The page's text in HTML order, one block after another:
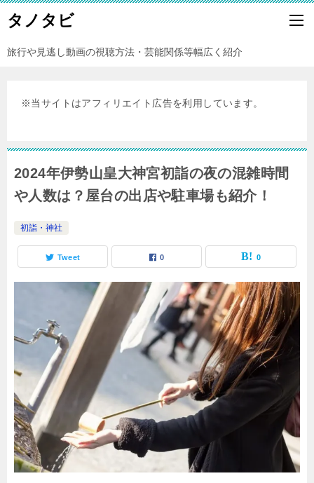
タノタビ
旅行や見逃し動画の視聴方法・芸能関係等幅広く紹介
※当サイトはアフィリエイト広告を利用しています。
2024年伊勢山皇大神宮初詣の夜の混雑時間
や人数は？屋台の出店や駐車場も紹介！
初詣・神社
Tweet 0 0